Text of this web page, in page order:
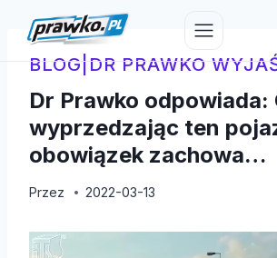
treściBLOG| DR PRAWKO
Dr Prawko odpowiada:
wyprzedzając ten
obowiązek zachowa…
Przez 2022-03-13
O